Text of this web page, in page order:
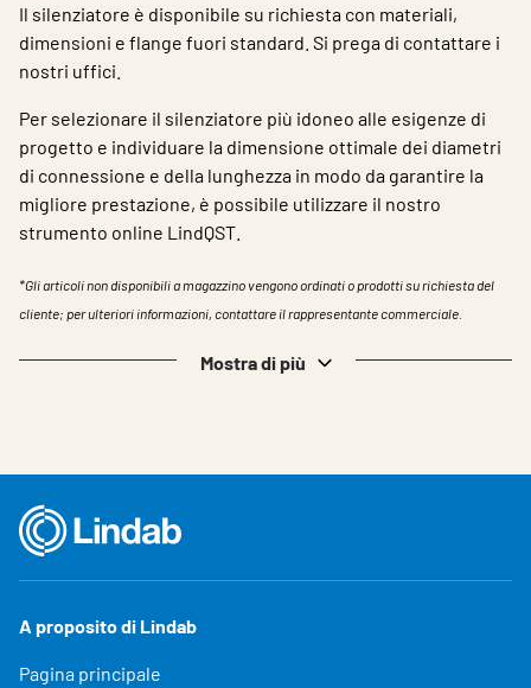
Il silenziatore è disponibile su richiesta con materiali,
dimensioni e flange fuori standard. Si prega di contattare i
nostri uffici.
Per selezionare il silenziatore più idoneo alle esigenze di
progetto e individuare la dimensione ottimale dei diametri
di connessione e della lunghezza in modo da garantire la
migliore prestazione, è possibile utilizzare il nostro
strumento online LindQST.
*Gli articoli non disponibili a magazzino vengono ordinati o prodotti su richiesta del
cliente; per ulteriori informazioni, contattare il rappresentante commerciale.
Mostra di più
A proposito di Lindab
Pagina principale